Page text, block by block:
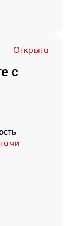
Открыта
с